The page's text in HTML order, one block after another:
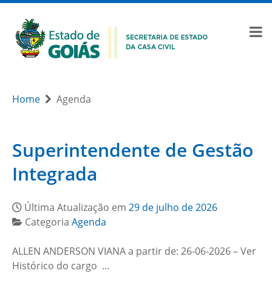
Home Agenda
Superintendente de Gestão
Integrada
Última Atualização em 29 de julho de 2026
Categoria Agenda
ALLEN ANDERSON VIANA a partir de: 26-06-2026 – Ver
Histórico do cargo …